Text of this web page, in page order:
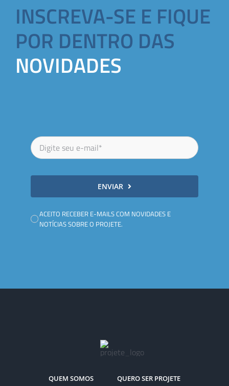
INSCREVA-SE E FIQUE
POR DENTRO DAS
NOVIDADES
ENVIAR
ACEITO RECEBER E-MAILS COM NOVIDADES E
NOTÍCIAS SOBRE O PROJETE.
QUEM SOMOS QUERO SER PROJETE